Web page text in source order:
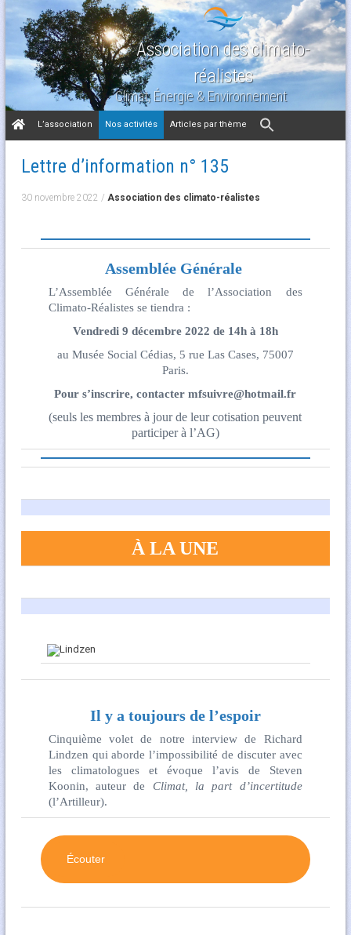
Association des climato-
réalistes
Climat, Énergie & Environnement
Aller
au
L’association Nos activités Articles par thème
Lettre d’information n° 135
30 novembre 2022 / Association des climato-réalistes
Assemblée Générale
L’Assemblée Générale de l’Association des
Climato-Réalistes se tiendra :
Vendredi 9 décembre 2022 de 14h à 18h
au Musée Social Cédias, 5 rue Las Cases, 75007
Paris.
Pour s’inscrire, contacter mfsuivre@hotmail.fr
(seuls les membres à jour de leur cotisation peuvent
participer à l’AG)
À LA UNE
Il y a toujours de l’espoir
Cinquième volet de notre interview de Richard
Lindzen qui aborde l’impossibilité de discuter avec
les climatologues et évoque l’avis de Steven
Koonin, auteur de Climat, la part d’incertitude
(l’Artilleur).
Écouter